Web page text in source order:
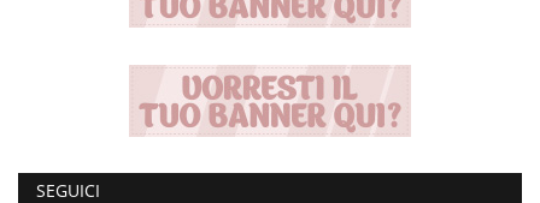
Contatti
SEGUICI